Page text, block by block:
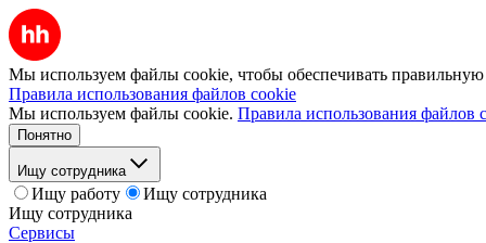
Мы используем файлы cookie, чтобы обеспечивать правильную
Правила использования файлов cookie
Мы используем файлы cookie. Правила использования файлов
Понятно
Ищу сотрудника
Ищу работу
Ищу сотрудника
Ищу сотрудника
Сервисы